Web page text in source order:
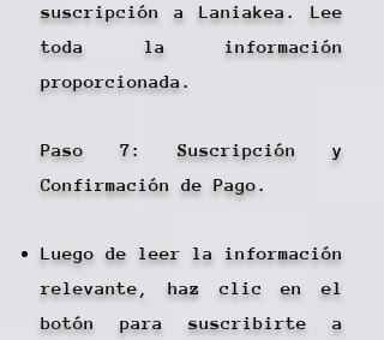
suscripción a Laniakea. Lee
toda la información
proporcionada.
Paso 7: Suscripción y
Confirmación de Pago.
Luego de leer la información
relevante, haz clic en el
botón para suscribirte a